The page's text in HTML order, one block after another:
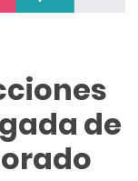
de